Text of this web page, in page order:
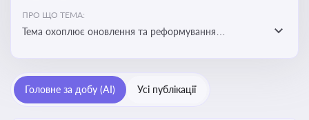
ПРО ЩО ТЕМА:
Тема охоплює оновлення та реформування
договірних відносин та правового статусу учасників
цивільних правовідносин
Головне за добу (AI) Усі публікації